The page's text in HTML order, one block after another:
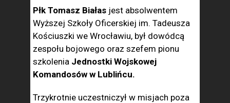
Płk Tomasz Białas jest absolwentem
Wyższej Szkoły Oficerskiej im. Tadeusza
Kościuszki we Wrocławiu, był dowódcą
zespołu bojowego oraz szefem pionu
szkolenia Jednostki Wojskowej
Komandosów w Lublińcu.
Trzykrotnie uczestniczył w misjach poza